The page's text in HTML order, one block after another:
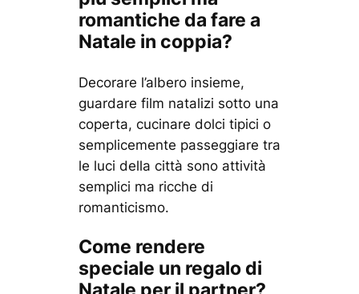
romantiche da fare a
Natale in coppia?
Decorare l’albero insieme,
guardare film natalizi sotto una
coperta, cucinare dolci tipici o
semplicemente passeggiare tra
le luci della città sono attività
semplici ma ricche di
romanticismo.
Come rendere
speciale un regalo di